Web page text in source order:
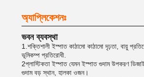
অ্যাপ্লিকেশনঃ
ভবন ব্যবস্থা
1.শক্তিশালী ইস্পাত কাঠামো কাঠামো দৃঢ়তা, বায়ু
ভূমিকম্প প্রতিরোধী.
2প্লাস্টিকতা ইস্পাত যেমন ইস্পাত গুদাম উপকরণ
গুদাম বড় স্থান, হালকা ওজন।